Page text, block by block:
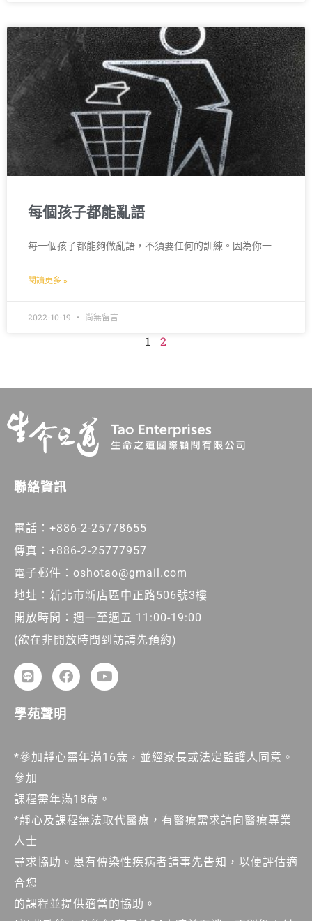
每個孩子都能亂語
每一個孩子都能夠做亂語，不須要任何的訓練。因為你一
閱讀更多 »
2022-10-19 尚無留言
1 2
聯絡資訊
電話：+886-2-25778655
傳真：+886-2-25777957
電子郵件：oshotao@gmail.com
地址：新北市新店區中正路506號3樓
開放時間：週一至週五 11:00-19:00
(欲在非開放時間到訪請先預約)
學苑聲明
*參加靜心需年滿16歲，並經家長或法定監護人同意。
參加
課程需年滿18歲。
*靜心及課程無法取代醫療，有醫療需求請向醫療專業
人士
尋求協助。患有傳染性疾病者請事先告知，以便評估適
合您
的課程並提供適當的協助。